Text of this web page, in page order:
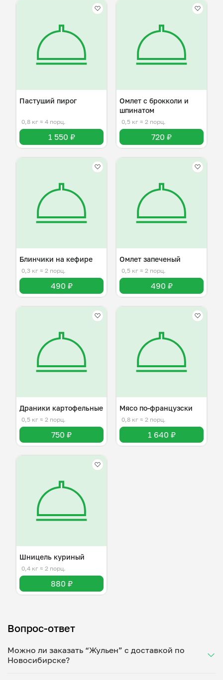
Пастуший пирог
0,8 кг ≈ 4 порц.
1 550 ₽
Омлет с брокколи и
шпинатом
0,5 кг ≈ 2 порц.
720 ₽
Блинчики на кефире
0,3 кг ≈ 2 порц.
490 ₽
Омлет запеченый
0,5 кг ≈ 2 порц.
490 ₽
Драники картофельные
0,5 кг ≈ 2 порц.
750 ₽
Мясо по-французски
0,8 кг ≈ 2 порц.
1 640 ₽
Шницель куриный
0,4 кг ≈ 2 порц.
880 ₽
Вопрос-ответ
Можно ли заказать “Жульен” с доставкой по
Новосибирске?